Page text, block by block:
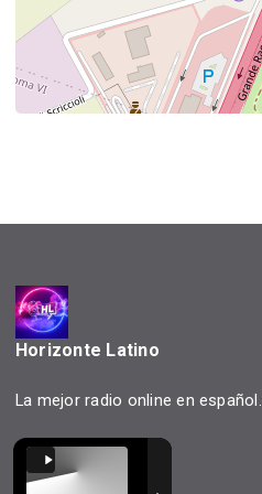
Horizonte Latino
La mejor radio online en español.